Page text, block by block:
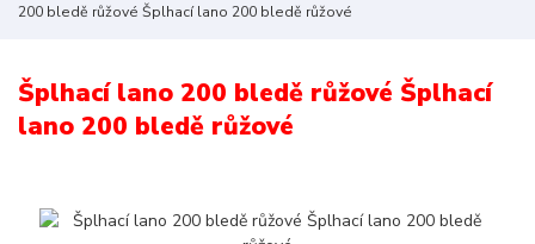
200 bledě růžové Šplhací lano 200 bledě růžové
Šplhací lano 200 bledě růžové Šplhací
lano 200 bledě růžové